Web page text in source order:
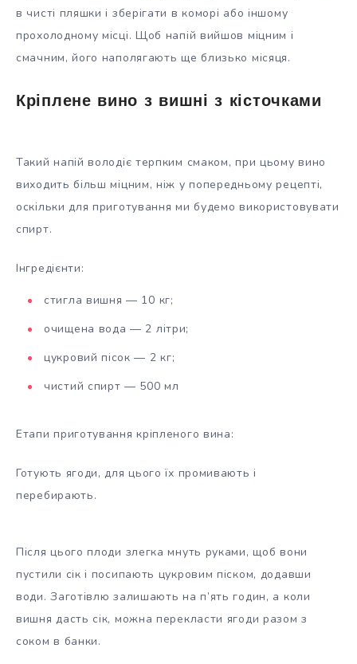
в чисті пляшки і зберігати в коморі або іншому
прохолодному місці. Щоб напій вийшов міцним і
смачним, його наполягають ще близько місяця.
Кріплене вино з вишні з кісточками
Такий напій володіє терпким смаком, при цьому вино
виходить більш міцним, ніж у попередньому рецепті,
оскільки для приготування ми будемо використовувати
спирт.
Інгредієнти:
стигла вишня — 10 кг;
очищена вода — 2 літри;
цукровий пісок — 2 кг;
чистий спирт — 500 мл
Етапи приготування кріпленого вина:
Готують ягоди, для цього їх промивають і
перебирають.
Після цього плоди злегка мнуть руками, щоб вони
пустили сік і посипають цукровим піском, додавши
води. Заготівлю залишають на п’ять годин, а коли
вишня дасть сік, можна перекласти ягоди разом з
соком в банки.